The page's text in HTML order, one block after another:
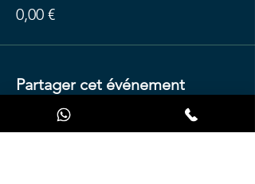
0,00 €
Partager cet événement